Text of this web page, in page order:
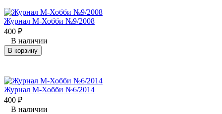
Журнал М-Хобби №9/2008
400 ₽
В наличии
В корзину
Журнал М-Хобби №6/2014
400 ₽
В наличии